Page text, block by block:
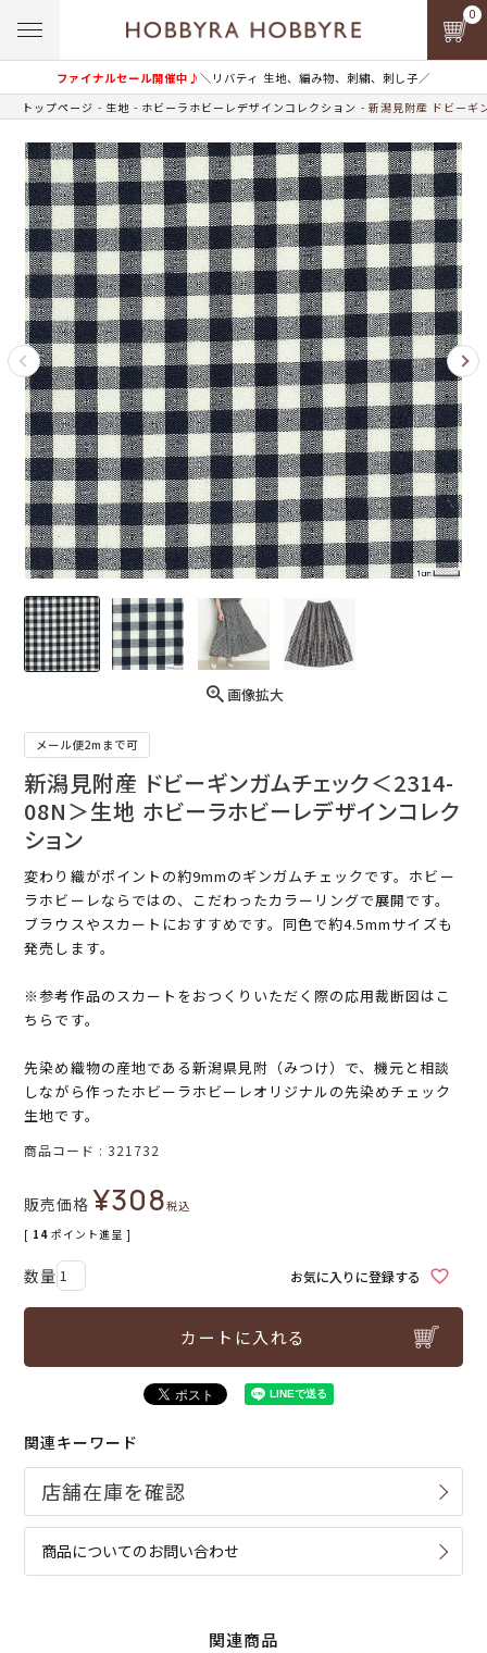
ファイナルセール開催中♪＼リバティ 生地、編み物、刺繍、刺し子／
0
トップページ 生地 ホビーラホビーレデザインコレクション 新潟見附産 ドビーギ
画像拡大
メール便2mまで可
新潟見附産 ドビーギンガムチェック＜2314-
08N＞生地 ホビーラホビーレデザインコレク
ション
変わり織がポイントの約9mmのギンガムチェックです。ホビー
ラホビーレならではの、こだわったカラーリングで展開です。
ブラウスやスカートにおすすめです。同色で約4.5mmサイズも
発売します。
※参考作品のスカートをおつくりいただく際の応用裁断図はこ
ちらです。
先染め織物の産地である新潟県見附（みつけ）で、機元と相談
しながら作ったホビーラホビーレオリジナルの先染めチェック
生地です。
商品コード 321732
販売価格 ¥308税込
[ 14 ポイント進呈 ]
お気に入りに登録する
カートに入れる
関連キーワード
商品についてのお問い合わせ
関連商品